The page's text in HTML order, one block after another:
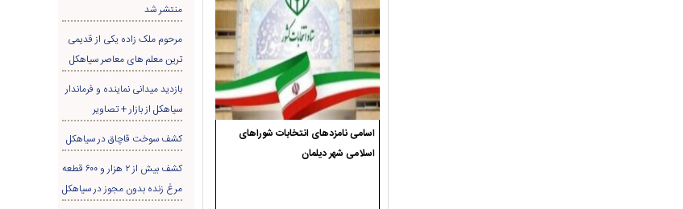
اسامی نامزدهای انتخابات شوراهای
اسلامی شهر دیلمان
منتشر شد
مرحوم ملک زاده یکی از قدیمی
ترین معلم های معاصر سیاهکل
بازدید میدانی نماینده و فرماندار
سیاهکل از بازار + تصاویر
کشف سوخت قاچاق در سياهکل
کشف بیش از ۲ هزار و ۶۰۰ قطعه
مرغ زنده بدون مجوز در سیاهکل